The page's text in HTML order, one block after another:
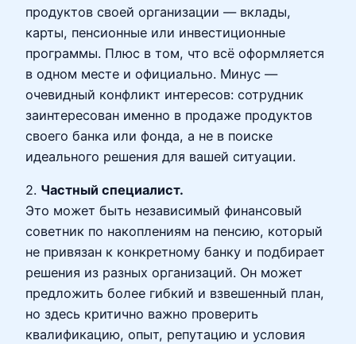
продуктов своей организации — вклады,
карты, пенсионные или инвестиционные
программы. Плюс в том, что всё оформляется
в одном месте и официально. Минус —
очевидный конфликт интересов: сотрудник
заинтересован именно в продаже продуктов
своего банка или фонда, а не в поиске
идеального решения для вашей ситуации.
2. Частный специалист.
Это может быть независимый финансовый
советник по накоплениям на пенсию, который
не привязан к конкретному банку и подбирает
решения из разных организаций. Он может
предложить более гибкий и взвешенный план,
но здесь критично важно проверить
квалификацию, опыт, репутацию и условия